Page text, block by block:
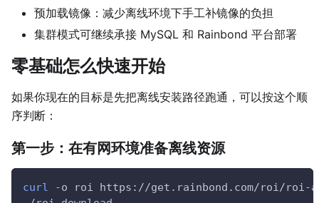
预加载镜像：减少离线环境下手工补镜像的负担
集群模式可继续承接 MySQL 和 Rainbond 平台部署
零基础怎么快速开始
如果你现在的目标是先把离线安装路径跑通，可以按这个顺
序判断：
第一步：在有网环境准备离线资源
curl -o roi https://get.rainbond.com/roi/roi-